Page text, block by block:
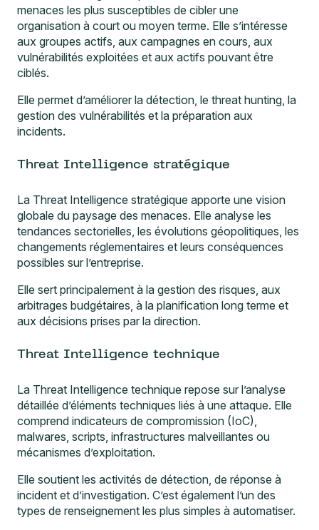
menaces les plus susceptibles de cibler une
organisation à court ou moyen terme. Elle s’intéresse
aux groupes actifs, aux campagnes en cours, aux
vulnérabilités exploitées et aux actifs pouvant être
ciblés.
Elle permet d’améliorer la détection, le threat hunting, la
gestion des vulnérabilités et la préparation aux
incidents.
Threat Intelligence stratégique
La Threat Intelligence stratégique apporte une vision
globale du paysage des menaces. Elle analyse les
tendances sectorielles, les évolutions géopolitiques, les
changements réglementaires et leurs conséquences
possibles sur l’entreprise.
Elle sert principalement à la gestion des risques, aux
arbitrages budgétaires, à la planification long terme et
aux décisions prises par la direction.
Threat Intelligence technique
La Threat Intelligence technique repose sur l’analyse
détaillée d’éléments techniques liés à une attaque. Elle
comprend indicateurs de compromission (IoC),
malwares, scripts, infrastructures malveillantes ou
mécanismes d’exploitation.
Elle soutient les activités de détection, de réponse à
incident et d’investigation. C’est également l’un des
types de renseignement les plus simples à automatiser.